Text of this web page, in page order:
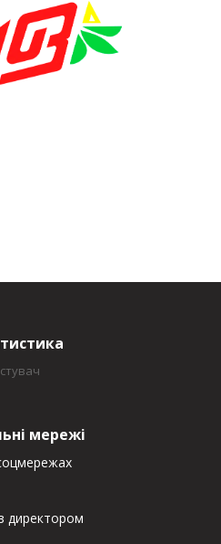
мережі
директором